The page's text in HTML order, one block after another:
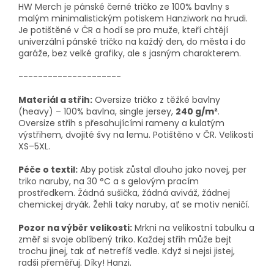
HW Merch je pánské černé tričko ze 100% bavlny s
malým minimalistickým potiskem Hanziwork na hrudi.
Je potištěné v ČR a hodí se pro muže, kteří chtějí
univerzální pánské tričko na každý den, do města i do
garáže, bez velké grafiky, ale s jasným charakterem.
---------------------
Materiál a střih: Oversize tričko z těžké bavlny
(heavy) – 100% bavlna, single jersey, 240 g/m².
Oversize střih s přesahujícími rameny a kulatým
výstřihem, dvojité švy na lemu. Potištěno v ČR. Velikosti
XS–5XL.
Péče o textil: Aby potisk zůstal dlouho jako novej, per
triko naruby, na 30 °C a s gelovým pracím
prostředkem. Žádná sušička, žádná aviváž, žádnej
chemickej dryák. Žehli taky naruby, ať se motiv neničí.
Pozor na výběr velikosti: Mrkni na velikostní tabulku a
změř si svoje oblíbený triko. Každej střih může bejt
trochu jinej, tak ať netrefíš vedle. Když si nejsi jistej,
radši přeměřuj. Díky! Hanzi.